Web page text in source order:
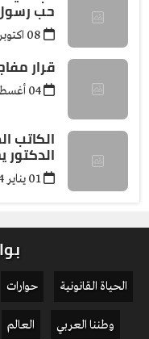
حب
قرار
الكاتب
الحياة القانونية حوارات
وطننا العربي
العالم